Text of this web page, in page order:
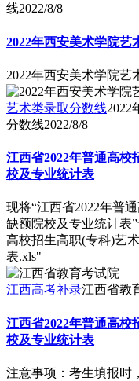
线2022/8/8
2022年西安美术学院艺
2022年西安美术学院艺
艺术类录取分数线2022
分数线2022/8/8
江西省2022年普通高校
校及专业统计表
现将“江西省2022年普
缺额院校及专业统计表
高校招生高职(专科)艺
表.xls"
江西高考补录江西省教
江西省2022年普通高校
校及专业统计表
注意事项：考生填报时